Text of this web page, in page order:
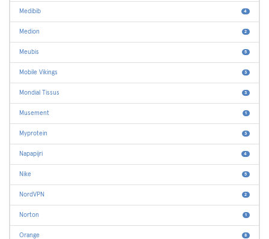
Medibib 4
Medion 2
Meubis 5
Mobile Vikings 3
Mondial Tissus 3
Musement 1
Myprotein 3
Napapijri 4
Nike 5
NordVPN 2
Norton 1
Orange 8